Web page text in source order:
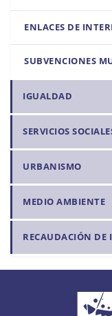
ENLACES DE
SUBVENCIONES
IGUALDAD
SERVICIOS
URBANISMO
MEDIO AMBIENTE
RECAUDACIÓN DE